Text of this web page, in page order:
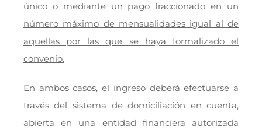
único o mediante un pago fraccionado en un
número máximo de mensualidades igual al de
aquellas por las que se haya formalizado el
convenio.
En ambos casos, el ingreso deberá efectuarse a
través del sistema de domiciliación en cuenta,
abierta en una entidad financiera autorizada